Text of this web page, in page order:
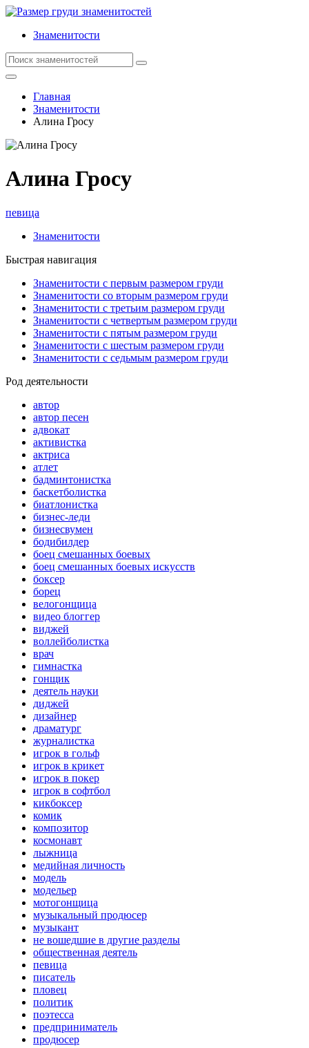
Знаменитости
Главная
Знаменитости
Алина Гросу
Алина Гросу
певица
Знаменитости
Быстрая навигация
Знаменитости с первым размером груди
Знаменитости со вторым размером груди
Знаменитости с третьим размером груди
Знаменитости с четвертым размером груди
Знаменитости с пятым размером груди
Знаменитости с шестым размером груди
Знаменитости с седьмым размером груди
Род деятельности
автор
автор песен
адвокат
активистка
актриса
атлет
бадминтонистка
баскетболистка
биатлонистка
бизнес-леди
бизнесвумен
бодибилдер
боец смешанных боевых
боец смешанных боевых искусств
боксер
борец
велогонщица
видео блоггер
виджей
воллейболистка
врач
гимнастка
гонщик
деятель науки
диджей
дизайнер
драматург
журналистка
игрок в гольф
игрок в крикет
игрок в покер
игрок в софтбол
кикбоксер
комик
композитор
космонавт
лыжница
медийная личность
модель
модельер
мотогонщица
музыкальный продюсер
музыкант
не вошедшие в другие разделы
общественная деятель
певица
писатель
пловец
политик
поэтесса
предприниматель
продюсер